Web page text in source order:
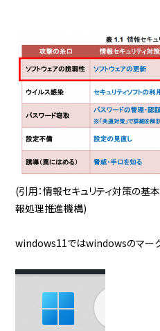
(引用：情報セキュリティ対策の
報処理推進機構)
windows11ではwindowsのマー